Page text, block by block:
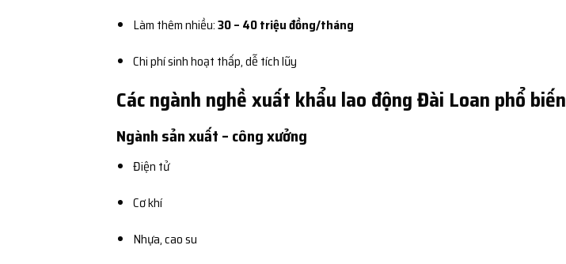
Làm thêm nhiều:30 – 40 triệu đồng/tháng
Chi phí sinh hoạt thấp, dễ tích lũy
Các ngành nghề xuất khẩu lao động Đài Loan phổ biến
Ngành sản xuất – công xưởng
Điện tử
Cơ khí
Nhựa, cao su